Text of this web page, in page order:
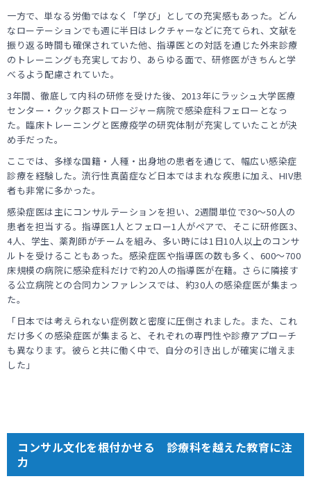
一方で、単なる労働ではなく「学び」としての充実感もあった。どん
なローテーションでも週に半日はレクチャーなどに充てられ、文献を
振り返る時間も確保されていた他、指導医との対話を通じた外来診療
のトレーニングも充実しており、あらゆる面で、研修医がきちんと学
べるよう配慮されていた。
3年間、徹底して内科の研修を受けた後、2013年にラッシュ大学医療
センター・クック郡ストロージャー病院で感染症科フェローとなっ
た。臨床トレーニングと医療疫学の研究体制が充実していたことが決
め手だった。
ここでは、多様な国籍・人種・出身地の患者を通じて、幅広い感染症
診療を経験した。流行性真菌症など日本ではまれな疾患に加え、HIV患
者も非常に多かった。
感染症医は主にコンサルテーションを担い、2週間単位で30～50人の
患者を担当する。指導医1人とフェロー1人がペアで、そこに研修医3、
4人、学生、薬剤師がチームを組み、多い時には1日10人以上のコンサ
ルトを受けることもあった。感染症医や指導医の数も多く、600～700
床規模の病院に感染症科だけで約20人の指導医が在籍。さらに隣接す
る公立病院との合同カンファレンスでは、約30人の感染症医が集まっ
た。
「日本では考えられない症例数と密度に圧倒されました。また、これ
だけ多くの感染症医が集まると、それぞれの専門性や診療アプローチ
も異なります。彼らと共に働く中で、自分の引き出しが確実に増えま
した」
コンサル文化を根付かせる 診療科を越えた教育に注
力